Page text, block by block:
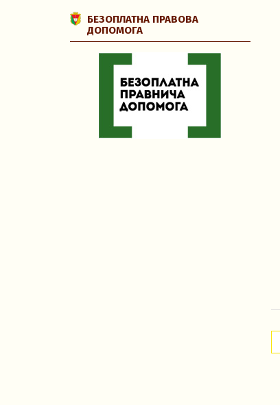
БЕЗОПЛАТНА ПРАВОВА
ДОПОМОГА